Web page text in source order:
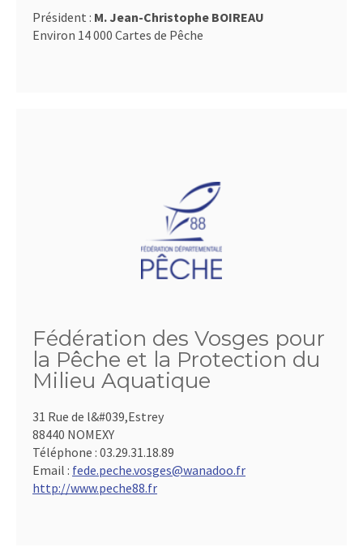
Président : M. Jean-Christophe BOIREAU
Environ 14 000 Cartes de Pêche
Fédération des Vosges pour
la Pêche et la Protection du
Milieu Aquatique
31 Rue de l&#039,Estrey
88440 NOMEXY
Téléphone : 03.29.31.18.89
Email : fede.peche.vosges@wanadoo.fr
http://www.peche88.fr